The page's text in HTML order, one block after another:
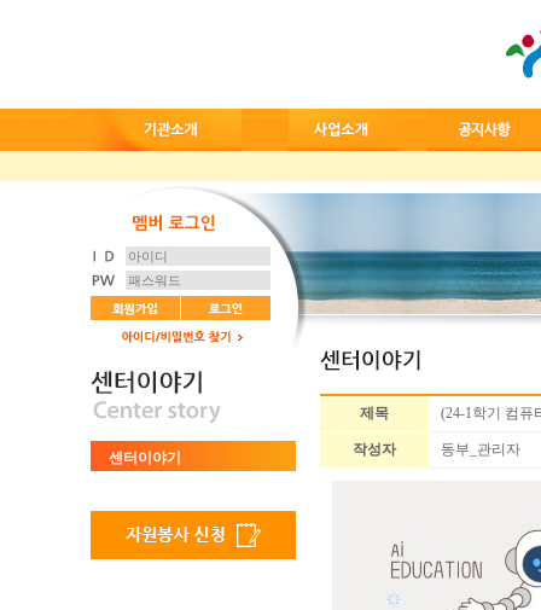
센터이야기
제목 (24-1학기 컴퓨
작성자 동부_관리자